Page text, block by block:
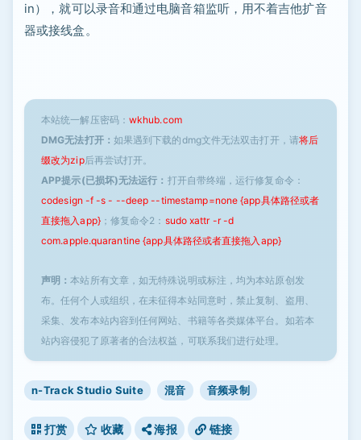
in），就可以录音和通过电脑音箱监听，用不着吉他扩音
器或接线盒。
本站统一解压密码： wkhub.com
DMG无法打开： 如果遇到下载的dmg文件无法双击打开，请将后
缀改为zip后再尝试打开。
APP提示(已损坏)无法运行： 打开自带终端，运行修复命令：
codesign -f -s - --deep --timestamp=none {app具体路径或者
直接拖入app}；修复命令2： sudo xattr -r -d
com.apple.quarantine {app具体路径或者直接拖入app}
声明：本站所有文章，如无特殊说明或标注，均为本站原创发
布。任何个人或组织，在未征得本站同意时，禁止复制、盗用、
采集、发布本站内容到任何网站、书籍等各类媒体平台。如若本
站内容侵犯了原著者的合法权益，可联系我们进行处理。
n-Track Studio Suite 混音 音频录制
打赏 收藏 海报 链接